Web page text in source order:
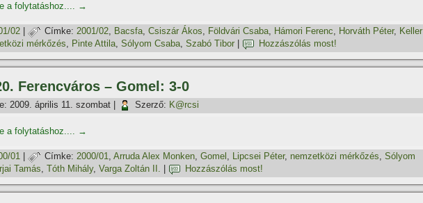
a folytatáshoz.... →
02 Címke: 2001/02, Bacsfa, Csiszár Ákos, Földvári Csaba, Hámori Ferenc, Horváth Péter, Keller
mérkőzés, Pinte Attila, Sólyom Csaba, Szabó Tibor Hozzászólás most!
Ferencváros – Gomel: 3-0
2009. április 11. szombat Szerző: K@rcsi
a folytatáshoz.... →
01 Címke: 2000/01, Arruda Alex Monken, Gomel , Lipcsei Péter, nemzetközi mérkőzés, Sólyom
Tamás, Tóth Mihály, Varga Zoltán II. Hozzászólás most!